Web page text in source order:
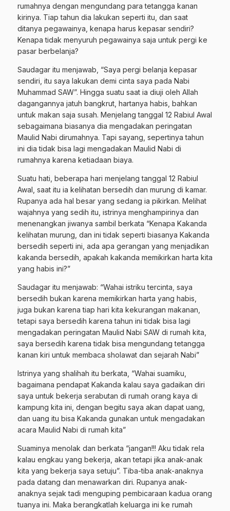
rumahnya dengan mengundang para tetangga kanan
kirinya. Tiap tahun dia lakukan seperti itu, dan saat
ditanya pegawainya, kenapa harus kepasar sendiri?
Kenapa tidak menyuruh pegawainya saja untuk pergi ke
pasar berbelanja?
Saudagar itu menjawab, “Saya pergi belanja kepasar
sendiri, itu saya lakukan demi cinta saya pada Nabi
Muhammad SAW”. Hingga suatu saat ia diuji oleh Allah
dagangannya jatuh bangkrut, hartanya habis, bahkan
untuk makan saja susah. Menjelang tanggal 12 Rabiul Awal
sebagaimana biasanya dia mengadakan peringatan
Maulid Nabi dirumahnya. Tapi sayang, sepertinya tahun
ini dia tidak bisa lagi mengadakan Maulid Nabi di
rumahnya karena ketiadaan biaya.
Suatu hati, beberapa hari menjelang tanggal 12 Rabiul
Awal, saat itu ia kelihatan bersedih dan murung di kamar.
Rupanya ada hal besar yang sedang ia pikirkan. Melihat
wajahnya yang sedih itu, istrinya menghampirinya dan
menenangkan jiwanya sambil berkata “Kenapa Kakanda
kelihatan murung, dan ini tidak seperti biasanya Kakanda
bersedih seperti ini, ada apa gerangan yang menjadikan
kakanda bersedih, apakah kakanda memikirkan harta kita
yang habis ini?”
Saudagar itu menjawab: “Wahai istriku tercinta, saya
bersedih bukan karena memikirkan harta yang habis,
juga bukan karena tiap hari kita kekurangan makanan,
tetapi saya bersedih karena tahun ini tidak bisa lagi
mengadakan peringatan Maulid Nabi SAW di rumah kita,
saya bersedih karena tidak bisa mengundang tetangga
kanan kiri untuk membaca sholawat dan sejarah Nabi”
Istrinya yang shalihah itu berkata, “Wahai suamiku,
bagaimana pendapat Kakanda kalau saya gadaikan diri
saya untuk bekerja serabutan di rumah orang kaya di
kampung kita ini, dengan begitu saya akan dapat uang,
dan uang itu bisa Kakanda gunakan untuk mengadakan
acara Maulid Nabi di rumah kita”
Suaminya menolak dan berkata “jangan!!! Aku tidak rela
kalau engkau yang bekerja, akan tetapi jika anak-anak
kita yang bekerja saya setuju”. Tiba-tiba anak-anaknya
pada datang dan menawarkan diri. Rupanya anak-
anaknya sejak tadi menguping pembicaraan kadua orang
tuanya ini. Maka berangkatlah keluarga ini ke rumah